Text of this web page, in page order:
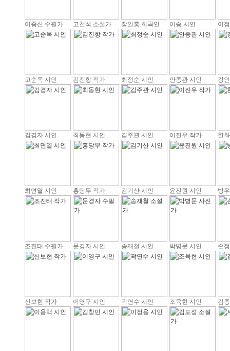
이종신 수필가 고천석 소설가 장일홍 희곡인 이승 시인 이
고순옥 시인 김진항 작가 최정순 시인 안종관 시인 강
김경자 시인 최동현 시인 김주관 시인 이진우 작가 한
최면열 시인 홍당무 작가 김기산 시인 윤진원 시인 방
조진태 수필가 문경자 시인 송재철 시인 박병문 시인 손
신보현 작가 이영구 시인 곽연수 시인 조육현 시인 김